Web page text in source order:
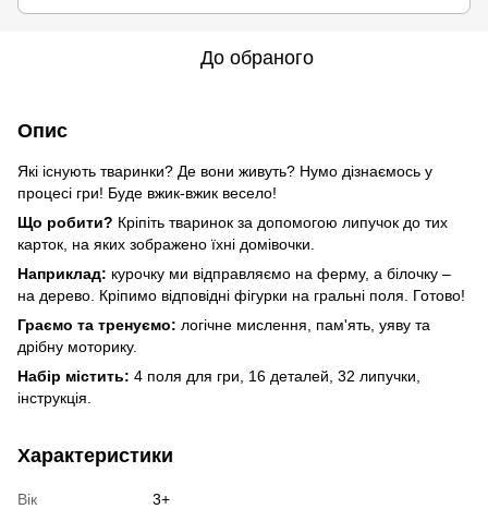
До обраного
Опис
Які існують тваринки? Де вони живуть? Нумо дізнаємось у
процесі гри! Буде вжик-вжик весело!
Що робити? Кріпіть тваринок за допомогою липучок до тих
карток, на яких зображено їхні домівочки.
Наприклад: курочку ми відправляємо на ферму, а білочку –
на дерево. Кріпимо відповідні фігурки на гральні поля. Готово!
Граємо та тренуємо: логічне мислення, пам'ять, уяву та
дрібну моторику.
Набір містить: 4 поля для гри, 16 деталей, 32 липучки,
інструкція.
Характеристики
Вік
3+